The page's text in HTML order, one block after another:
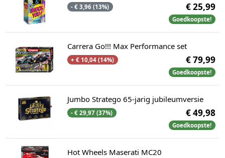
- € 3,96 (13%) € 25,99
Goedkoopste!
Carrera Go!!! Max Performance set
+ € 10,04 (14%) € 79,99
Goedkoopste!
Jumbo Stratego 65-jarig jubileumversie
- € 29,97 (37%) € 49,98
Goedkoopste!
Hot Wheels Maserati MC20